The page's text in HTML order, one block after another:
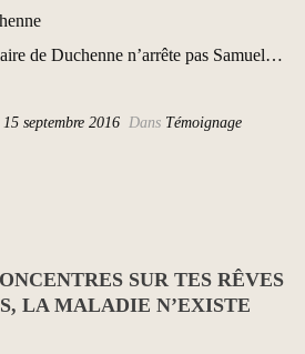
15 septembre 2016 Dans Témoignage
SUR TES RÊVES
LA MALADIE N’EXISTE